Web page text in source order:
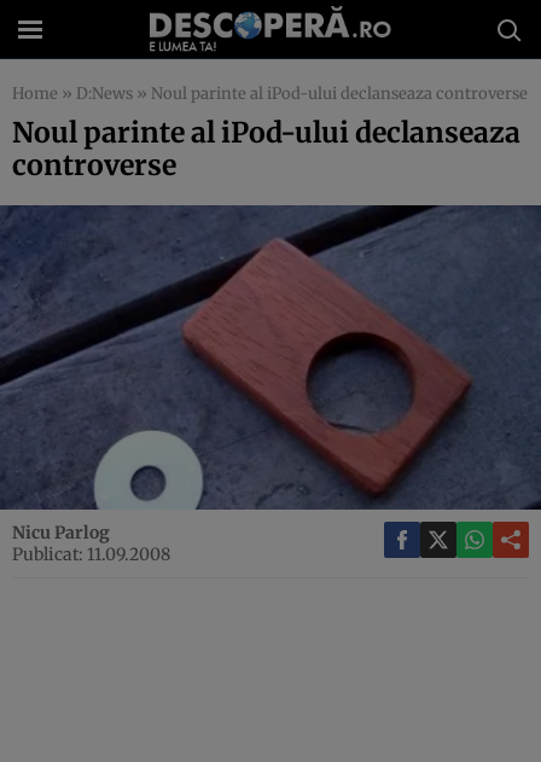
Home » D:News » Noul parinte al iPod-ului declanseaza controverse
Noul parinte al iPod-ului declanseaza
controverse
Nicu Parlog
Publicat: 11.09.2008